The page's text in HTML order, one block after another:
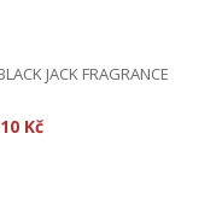
JACK FRAGRANCE
Kč